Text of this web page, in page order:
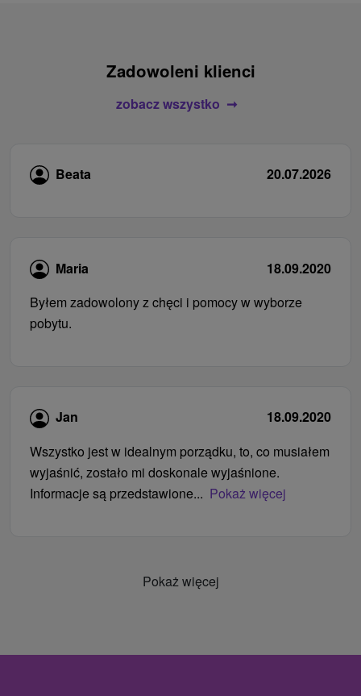
Zadowoleni klienci
zobacz wszystko
Beata 20.07.2026
Maria
18.09.2020
Byłem zadowolony z chęci i pomocy w wyborze
pobytu.
Jan
18.09.2020
Wszystko jest w idealnym porządku, to, co musiałem
wyjaśnić, zostało mi doskonale wyjaśnione.
Informacje są przedstawione... Pokaż więcej
Pokaż więcej